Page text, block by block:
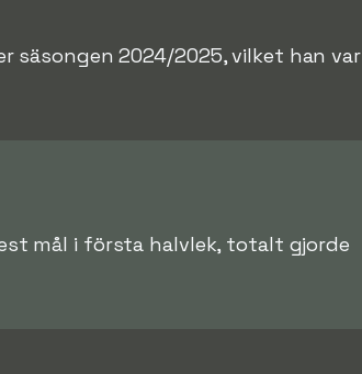
säsongen 2024/2025, vilket han var
mål i första halvlek, totalt gjorde